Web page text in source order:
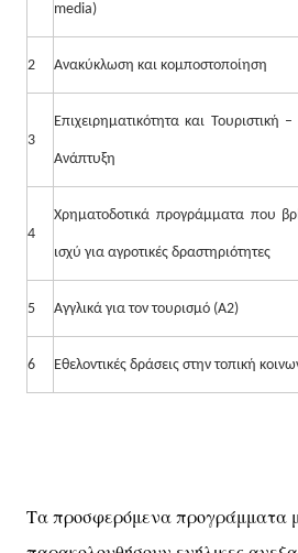
media)
2 Ανακύκλωση και κομποστοποίηση
3
Επιχειρηματικότητα και Τουριστική –
Ανάπτυξη
4
Χρηματοδοτικά προγράμματα που
ισχύ για αγροτικές δραστηριότητες
5 Αγγλικά για τον τουρισμό (Α2)
6 Εθελοντικές δράσεις στην τοπική
Τα προσφερόμενα προγράμματα